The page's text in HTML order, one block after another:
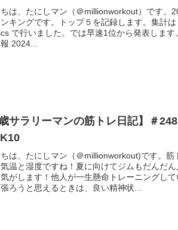
は、たにしマン（＠millionworkout）です。
キングです。トップ５を記録します。集計
で行いました。では早速1位から発表します
2024...
歳サラリーマンの筋トレ日記】＃
は、たにしマン（＠millionworkout)です。筋
温と湿度ですね！夏に向けてジムもだんだ
がします！他人が一生懸命トレーニングし
ろうと思えるときは、良い精神状...